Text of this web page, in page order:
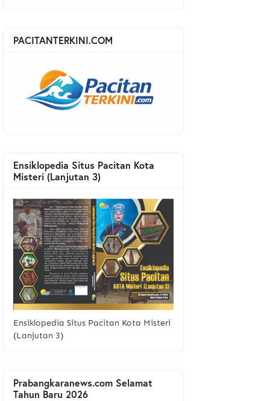
PACITANTERKINI.COM
Ensiklopedia Situs Pacitan Kota
Misteri (Lanjutan 3)
Ensiklopedia Situs Pacitan Kota Misteri
(Lanjutan 3)
Prabangkaranews.com Selamat
Tahun Baru 2026